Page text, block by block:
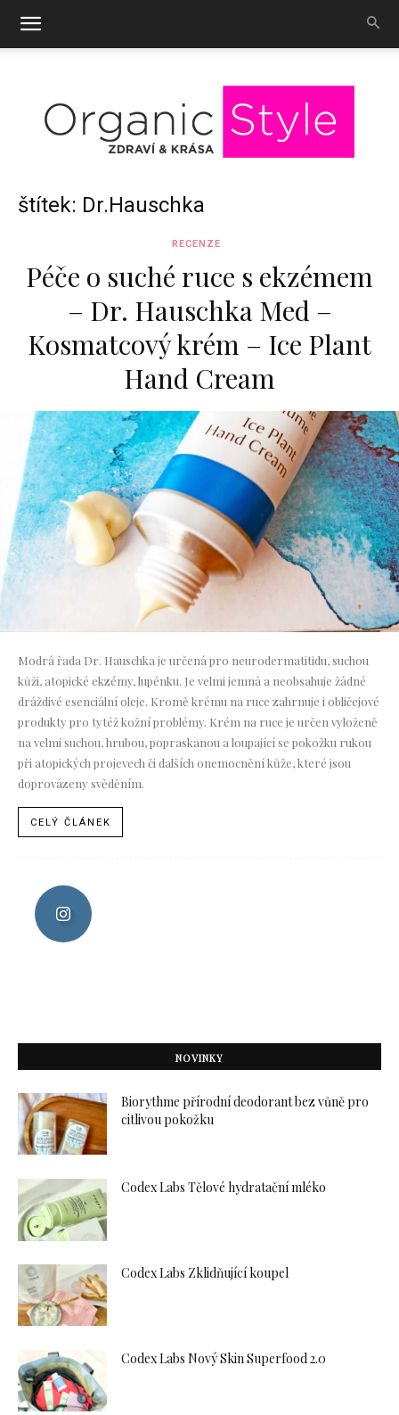
OrganicStyle
štítek: Dr.Hauschka
RECENZE
Péče o suché ruce s ekzémem
– Dr. Hauschka Med –
Kosmatcový krém – Ice Plant
Hand Cream
Modrá řada Dr. Hauschka je určená pro neurodermatitidu, suchou
kůži, atopické ekzémy, lupénku. Je velmi jemná a neobsahuje žádné
dráždivé esenciální oleje. Kromě krému na ruce zahrnuje i obličejové
produkty pro tytéž kožní problémy. Krém na ruce je určen vyloženě
na velmi suchou, hrubou, popraskanou a loupající se pokožku rukou
při atopických projevech či dalších onemocnění kůže, které jsou
doprovázeny svěděním.
CELÝ ČLÁNEK
NOVINKY
Biorythme přírodní deodorant bez vůně pro
citlivou pokožku
Codex Labs Tělové hydratační mléko
Codex Labs Zklidňující koupel
Codex Labs Nový Skin Superfood 2.0